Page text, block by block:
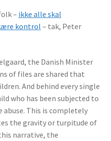
– ikke alle skal
kontrol – tak, Peter
, the Danish Minister
of files are shared that
And behind every single
who has been subjected to
This is completely
the gravity or turpitude of
narrative, the